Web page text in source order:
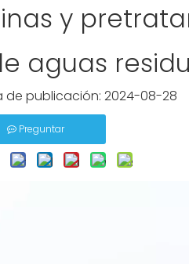
y
aguas
publicación: 2024-08-28
Preguntar